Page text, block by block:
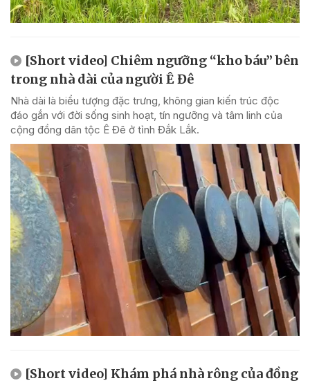
[Short video] Chiêm ngưỡng “kho báu” bên
trong nhà dài của người Ê Đê
Nhà dài là biểu tượng đặc trưng, không gian kiến trúc độc
đáo gắn với đời sống sinh hoạt, tín ngưỡng và tâm linh của
cộng đồng dân tộc Ê Đê ở tỉnh Đắk Lắk.
[Short video] Khám phá nhà rông của đồng